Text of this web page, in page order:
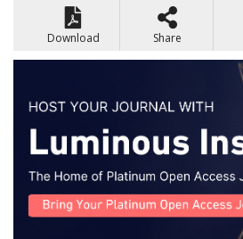
HTML sera disponible
Download Share